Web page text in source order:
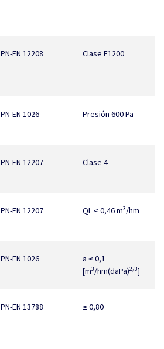
PN-EN 12208 Clase E1200
PN-EN 1026 Presión 600 Pa
PN-EN 12207 Clase 4
PN-EN 12207 QL ≤ 0,46 m3/hm
PN-EN 1026
a ≤ 0,1
[m3/hm(daPa)2/3]
PN-EN 13788 ≥ 0,80